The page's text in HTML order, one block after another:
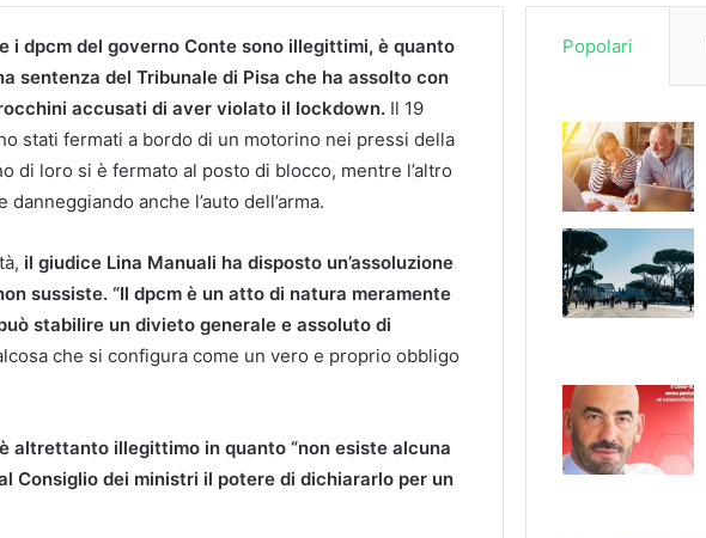
i dpcm del governo Conte sono illegittimi, è quanto
sentenza del Tribunale di Pisa che ha assolto con
accusati di aver violato il lockdown. Il 19
stati fermati a bordo di un motorino nei pressi della
di loro si è fermato al posto di blocco, mentre l’altro
anche l’auto dell’arma.
il giudice Lina Manuali ha disposto un’assoluzione
sussiste. “Il dpcm è un atto di natura meramente
stabilire un divieto generale e assoluto di
che si configura come un vero e proprio obbligo
è altrettanto illegittimo in quanto “non esiste alcuna
Consiglio dei ministri il potere di dichiararlo per un
Popolari